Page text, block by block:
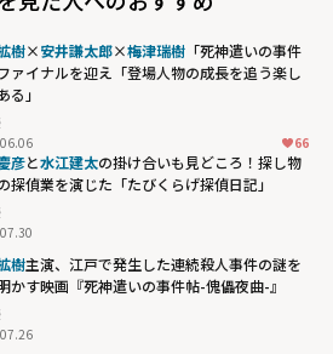
樹×安井謙太郎×梅津瑞樹 「死神遣いの事件
ァイナルを迎え「登場人物の成長を追う楽し
る」
66
彦と水江建太の掛け合いも見どころ！探し物
探偵業を演じた「たびくらげ探偵日記」
樹主演、江戸で発生した連続殺人事件の謎を
かす映画『死神遣いの事件帖-傀儡夜曲-』